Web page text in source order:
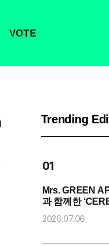
VOTE
Trending
01
Mrs. GREEN
과 함께한
2026.07.06